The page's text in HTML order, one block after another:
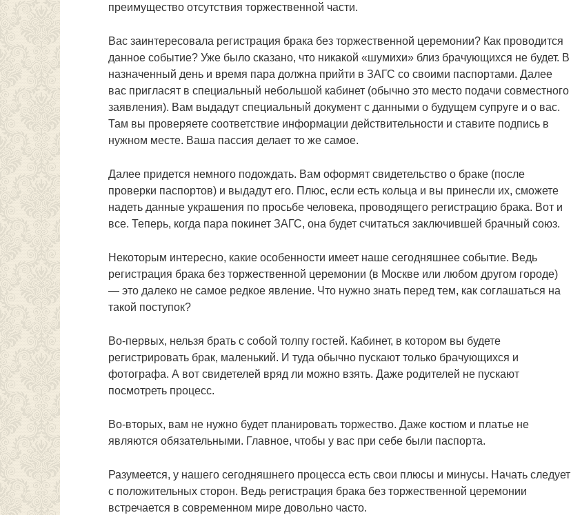
преимущество отсутствия торжественной части.
Вас заинтересовала регистрация брака без торжественной церемонии? Как проводится
данное событие? Уже было сказано, что никакой «шумихи» близ брачующихся не будет. В
назначенный день и время пара должна прийти в ЗАГС со своими паспортами. Далее
вас пригласят в специальный небольшой кабинет (обычно это место подачи совместного
заявления). Вам выдадут специальный документ с данными о будущем супруге и о вас.
Там вы проверяете соответствие информации действительности и ставите подпись в
нужном месте. Ваша пассия делает то же самое.
Далее придется немного подождать. Вам оформят свидетельство о браке (после
проверки паспортов) и выдадут его. Плюс, если есть кольца и вы принесли их, сможете
надеть данные украшения по просьбе человека, проводящего регистрацию брака. Вот и
все. Теперь, когда пара покинет ЗАГС, она будет считаться заключившей брачный союз.
Некоторым интересно, какие особенности имеет наше сегодняшнее событие. Ведь
регистрация брака без торжественной церемонии (в Москве или любом другом городе)
— это далеко не самое редкое явление. Что нужно знать перед тем, как соглашаться на
такой поступок?
Во-первых, нельзя брать с собой толпу гостей. Кабинет, в котором вы будете
регистрировать брак, маленький. И туда обычно пускают только брачующихся и
фотографа. А вот свидетелей вряд ли можно взять. Даже родителей не пускают
посмотреть процесс.
Во-вторых, вам не нужно будет планировать торжество. Даже костюм и платье не
являются обязательными. Главное, чтобы у вас при себе были паспорта.
Разумеется, у нашего сегодняшнего процесса есть свои плюсы и минусы. Начать следует
с положительных сторон. Ведь регистрация брака без торжественной церемонии
встречается в современном мире довольно часто.